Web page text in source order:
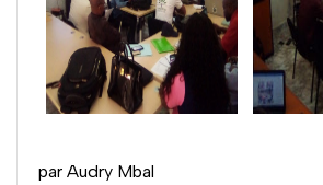
par Audry Mbal